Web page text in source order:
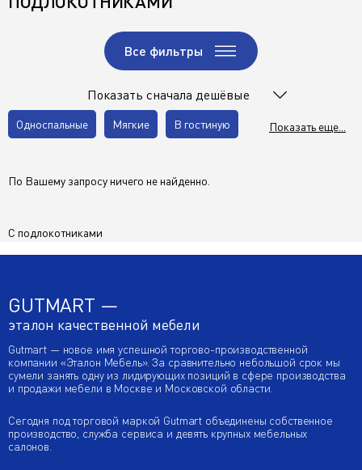
Все фильтры
Показать сначала дешёвые
Показать еще...
Односпальные Мягкие В гостиную
Кожа Из экокожи
Без подлокотников
По Вашему запросу ничего не найденно.
С подлокотниками
GUTMART —
эталон качественной мебели
Gutmart — новое имя успешной торгово-производственной
компании «Эталон Мебель». За сравнительно небольшой срок мы
сумели занять одну из лидирующих позиций в сфере производства
и продажи мебели в Москве и Московской области.
Сегодня под торговой маркой Gutmart объединены собственное
производство, служба сервиса и девять крупных мебельных
салонов.